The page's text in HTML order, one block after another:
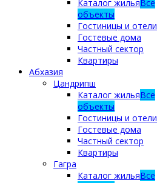
Каталог жильяВсе
объекты
Гостиницы и отели
Гостевые дома
Частный сектор
Квартиры
Абхазия
Цандрипш
Каталог жильяВсе
объекты
Гостиницы и отели
Гостевые дома
Частный сектор
Квартиры
Гагра
Каталог жильяВсе